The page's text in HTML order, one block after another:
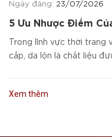
Ngày đăng: 23/07/2026
5 Ưu Nhược Điểm
Trong lĩnh vực thời trang
cấp, da lộn là chất liệu
Xem thêm